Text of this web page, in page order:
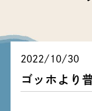
2022/10/30
ゴッホより